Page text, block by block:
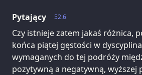
52.6
Pytający
Czy istnieje zatem jakaś różnica,
końca piątej gęstości w
wymaganych do tej podróży
pozytywną a negatywną, wyższej